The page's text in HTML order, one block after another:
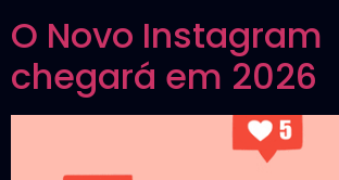
O Novo Instagram
chegará em 2026